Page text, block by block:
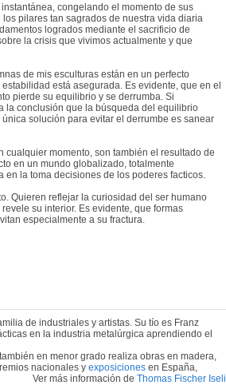
congelando el momento de sus
pilares tan sagrados de nuestra vida diaria
logrados mediante el sacrificio de
la crisis que vivimos actualmente y que
de mis esculturas están en un perfecto
está asegurada. Es evidente, que en el
pierde su equilibrio y se derrumba. Si
la conclusión que la búsqueda del equilibrio
solución para evitar el derrumbe es sanear
momento, son también el resultado de
en un mundo globalizado, totalmente
la toma decisiones de los poderes facticos.
Quieren reflejar la curiosidad del ser humano
su interior. Es evidente, que formas
especialmente a su fractura.
de industriales y artistas. Su tío es Franz
en la industria metalúrgica aprendiendo el
en menor grado realiza obras en madera,
nacionales y exposiciones en España,
Ver más información de Thomas Fischer Iseli